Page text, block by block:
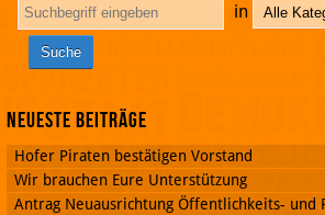
in
Neueste Beiträge
Hofer Piraten bestätigen Vorstand
Wir brauchen Eure Unterstützung
Antrag Neuausrichtung Öffentlichkeits- und